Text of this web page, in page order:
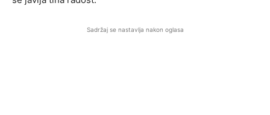
Sadržaj se nastavlja nakon oglasa